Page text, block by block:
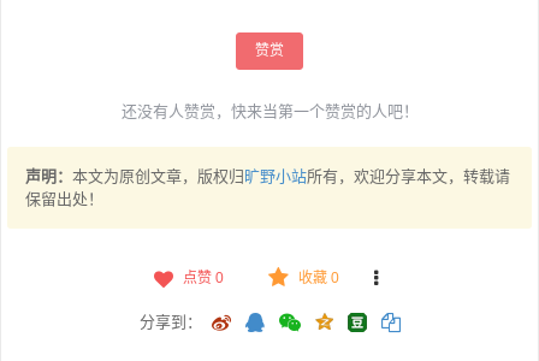
赞赏
还没有人赞赏，快来当第一个赞赏的人吧！
声明： 本文为原创文章，版权归 旷野小站所有，欢迎分享本文，转载请
保留出处！
点赞 0 收藏 0
分享到：